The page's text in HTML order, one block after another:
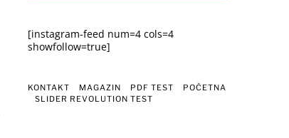
[instagram-feed num=4 cols=4
showfollow=true]
KONTAKT MAGAZIN PDF TEST
POČETNA
SLIDER REVOLUTION TEST